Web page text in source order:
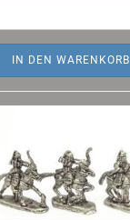
IN DEN WARENKORB